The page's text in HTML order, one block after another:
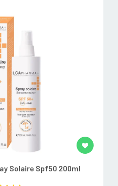
Solaire Spf50 200ml